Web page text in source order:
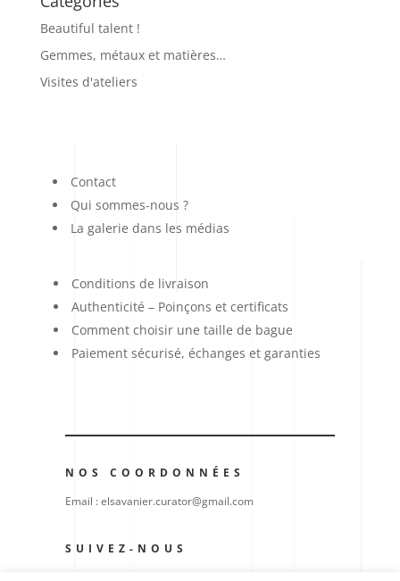
Beautiful talent !
Gemmes, métaux et matières…
Visites d'ateliers
Contact
Qui sommes-nous ?
La galerie dans les médias
Conditions de livraison
Authenticité – Poinçons et certificats
Comment choisir une taille de bague
Paiement sécurisé, échanges et garanties
NOS COORDONNÉES
Email : elsavanier.curator@gmail.com
SUIVEZ-NOUS